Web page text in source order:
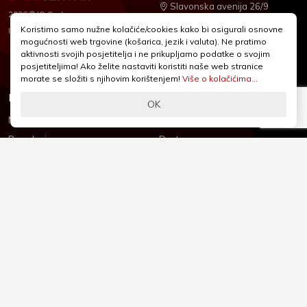
2026 © IQ Centar
Izrada:Nubilus
Informacije
Novosti & Promocije
Brandovi
Podrška
Dostava
Slavonska avenija 26/9
+385 1 2455 950
webshop@iqcentar.hr
Pon - Pet od 9 - 17h
Koristimo samo nužne kolačiće/cookies kako bi osigurali osnovne
mogućnosti web trgovine (košarica, jezik i valuta). Ne pratimo
aktivnosti svojih posjetitelja i ne prikupljamo podatke o svojim
posjetiteljima! Ako želite nastaviti koristiti naše web stranice
morate se složiti s njihovim korištenjem! Više o kolačićima...
OK